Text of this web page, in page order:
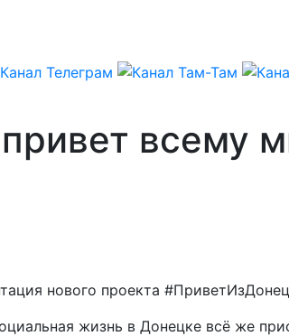
всему
нового проекта
жизнь в Донецке всё же